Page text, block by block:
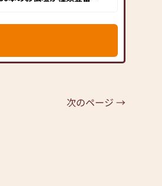
の際はぜひお立ち寄りく
次のページ →